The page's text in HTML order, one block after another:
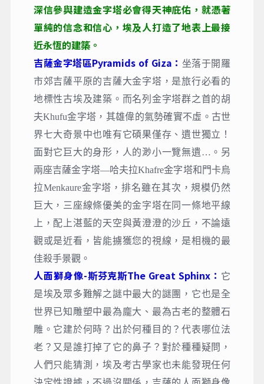
深信參與建造金字塔必會得天神庇佑，就憑著
單純的信念和信心，埃及人打造了地表上最接
近永恆的建築。
吉薩金字塔區Pyramids of Giza： 坐落于開羅
市郊吉薩平原的吉薩大金字塔，是旅行必看的
地標性古埃及建築。而名列金字塔群之首的胡
夫Khufu金字塔，其雄偉的氣勢確實不虛。古世
界七大奇景中也唯有它碩果僅存、遺世獨立！
面對它巨大的身形，人的渺小一覽無遺…。另
兩座吉薩金字塔—哈夫拉Khafre金字塔和門卡烏
拉Menkaure金字塔，排名雖在其次，規模仍然
巨大，三座線條優美的金字塔在同一條地平線
上，配上湛藍的天空與黃澄澄的沙丘，不論遠
觀或是近看，皆能擄獲您的視線，是相機的最
佳殺手景觀。
人面獅身像-斯芬克斯The Great Sphinx： 它
是埃及眾多難解之謎中最大的謎團，它也是全
世界已知雕塑中最為龐大、最為古老的整體石
雕。它建於何時？出於何種目的？代表哪位法
老？又是誰打掉了它的鼻子？對於種種疑問，
人們只能猜測，埃及考古學家也未能發現任何